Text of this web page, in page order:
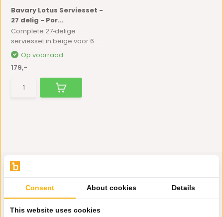
Bavary Lotus Serviesset -
27 delig - Por...
Complete 27‑delige
serviesset in beige voor 6 ...
Op voorraad
179,-
Hulp nodig?
Wij zitten voor je klaar.
Consent About cookies Details
This website uses cookies